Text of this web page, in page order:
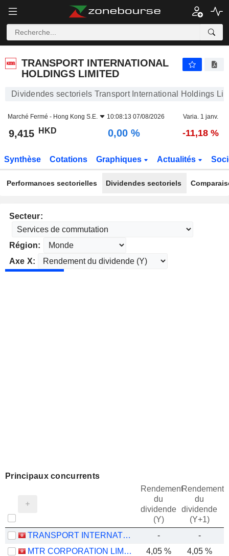
TRANSPORT INTERNATIONAL
HOLDINGS LIMITED
Dividendes sectoriels Transport International Holdings
Marché Fermé - Hong Kong S.E. 10:08:13 07/08/2026 Varia. 1 janv.
9,415 HKD 0,00 % -11,18 %
Synthèse Cotations Graphiques Actualités
Performances sectorielles Dividendes sectoriels
Secteur:
Région:
Axe X:
Principaux concurrents
Rendement
du
dividende
(Y)
Rendement
du
dividende
(Y+1)
TRANSPORT INTERNATIONAL HOLDINGS LIMITED -
-
MTR CORPORATION LIMITED
4,05 % 4,05 %